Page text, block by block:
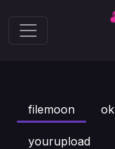
filemoon ok
yourupload